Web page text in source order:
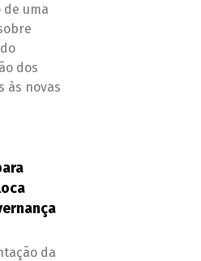
uma
dos
às novas
da